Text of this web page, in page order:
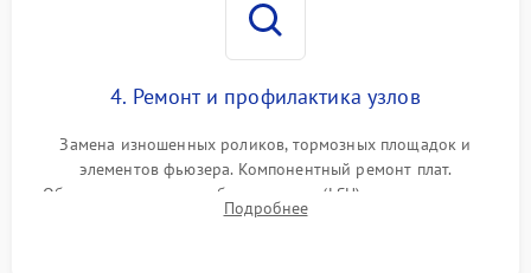
4. Ремонт и профилактика узлов
Замена изношенных роликов, тормозных площадок и
элементов фьюзера. Компонентный ремонт плат.
Обязательная очистка блока лазера (LSU), зеркал и тракта
печати от просыпанного тонера и бумажной пыли.
Подробнее